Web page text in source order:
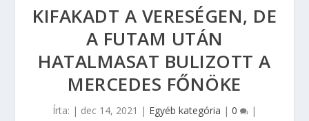
KIFAKADT A VERESÉGEN, DE
A FUTAM UTÁN
HATALMASAT BULIZOTT A
MERCEDES FŐNÖKE
Írta: | dec 14, 2021 | Egyéb kategória | 0 |